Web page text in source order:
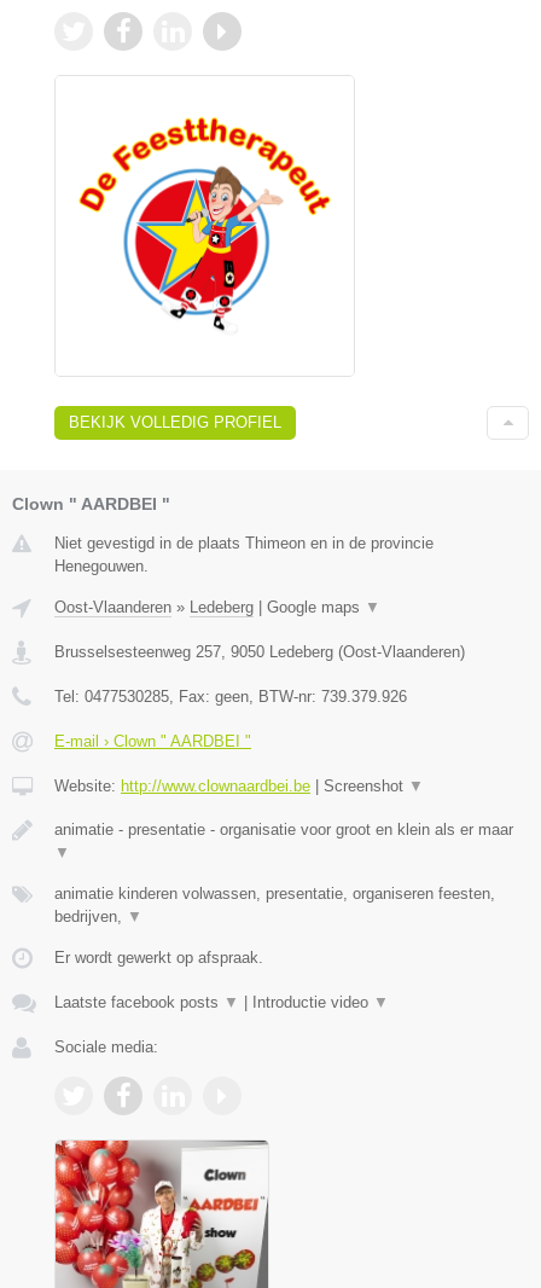
BEKIJK VOLLEDIG PROFIEL
Clown " AARDBEI "
Niet gevestigd in de plaats Thimeon en in de provincie
Henegouwen.
Oost-Vlaanderen » Ledeberg | Google maps ▼
Brusselsesteenweg 257 9050 Ledeberg (Oost-Vlaanderen)
Tel: 0477530285 , Fax: geen , BTW-nr: 739.379.926
E-mail › Clown " AARDBEI "
Website: http://www.clownaardbei.be | Screenshot ▼
animatie - presentatie - organisatie voor groot en klein als er maar
▼
animatie kinderen volwassen, presentatie, organiseren feesten,
bedrijven,
▼
Er wordt gewerkt op afspraak.
Laatste facebook posts ▼ | Introductie video ▼
Sociale media: